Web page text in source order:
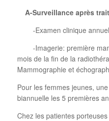
A-Surveillance après
-Examen clinique
-Imagerie: première
mois de la fin de la
Mammographie et
Pour les femmes jeunes,
biannuelle les 5 premières
Chez les patientes porteuses